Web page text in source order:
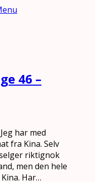
46 –
har med
fra Kina. Selv
riktignok
men den hele
Har…